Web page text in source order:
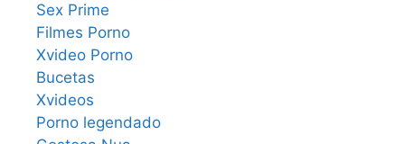
Sex Prime
Filmes Porno
Xvideo Porno
Bucetas
Xvideos
Porno legendado